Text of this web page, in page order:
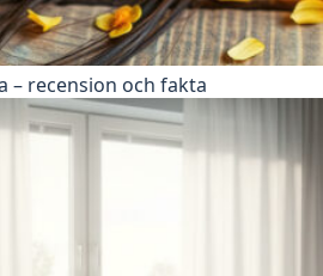
– recension och fakta